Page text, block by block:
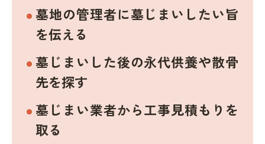
墓地の管理者に墓じまいしたい旨
を伝える
墓じまいした後の永代供養や散骨
先を探す
墓じまい業者から工事見積もりを
取る